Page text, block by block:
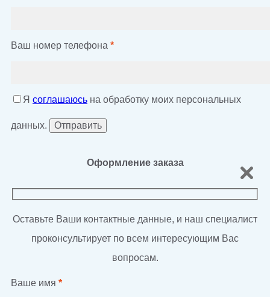
Ваш номер телефона *
Я соглашаюсь на обработку моих персональных
данных.
Оформление заказа
Оставьте Ваши контактные данные, и наш специалист
проконсультирует по всем интересующим Вас
вопросам.
Ваше имя *